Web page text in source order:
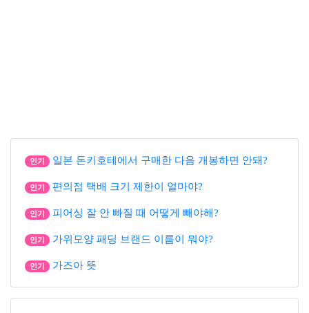
인기 일본 돈키호테에서 구매한 다음 개봉하면 안돼?
인기 편의점 택배 크기 제한이 얼마야?
인기 피어싱 잘 안 빠질 때 어떻게 빼야해?
인기 가위모양 패딩 브랜드 이름이 뭐야?
인기 가즈아 뜻